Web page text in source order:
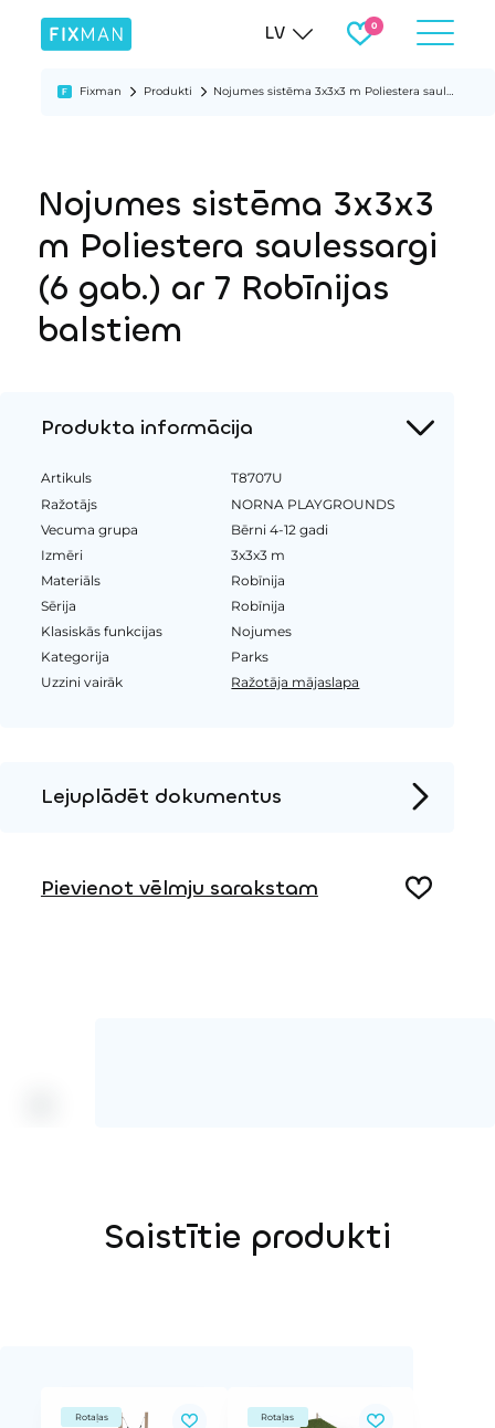
LV
Fixman Produkti Nojumes sistēma 3x3x3 m Poliestera saulessargi (6 gab.) ar 7 Robīnijas balstiem
Nojumes sistēma 3x3x3
m Poliestera saulessargi
(6 gab.) ar 7 Robīnijas
balstiem
Produkta informācija
Artikuls
T8707U
Ražotājs
NORNA PLAYGROUNDS
Vecuma grupa
Bērni 4-12 gadi
Izmēri
3x3x3 m
Materiāls
Robīnija
Sērija
Robīnija
Klasiskās funkcijas
Nojumes
Kategorija
Parks
Uzzini vairāk
Ražotāja mājaslapa
Lejuplādēt dokumentus
Pievienot vēlmju sarakstam
Saistītie produkti
Rotaļas Rotaļas